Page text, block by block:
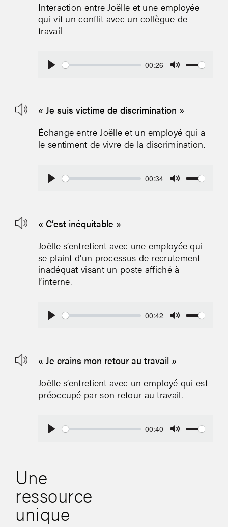
Interaction entre Joëlle et une employée
qui vit un conflit avec un collègue de
travail
00:26
« Je suis victime de discrimination »
Échange entre Joëlle et unemployé qui a
le sentiment de vivre de la discrimination.
00:34
« C’est inéquitable »
Joëlle s’entretient avec une employée qui
se plaint d’un processus de recrutement
inadéquat visant un poste affiché à
l’interne.
00:42
« Je crains mon retour au travail »
Joëlle s’entretient avec un employé qui est
préoccupé par son retour au travail.
00:40
Une
ressource
unique